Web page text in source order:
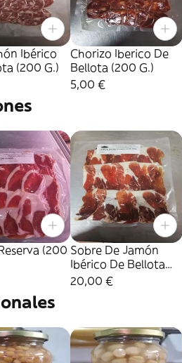
Ibérico
(200 G.)
Chorizo Iberico De
Bellota (200 G.)
5,00 €
(200 Sobre De Jamón
Ibérico De Bellota
(150 G.)
20,00 €